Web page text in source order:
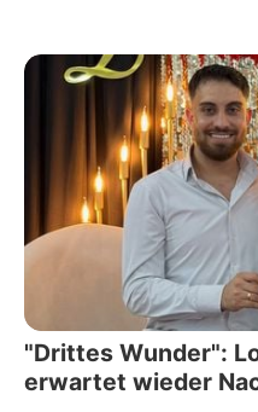
"Drittes Wunder":
erwartet wieder